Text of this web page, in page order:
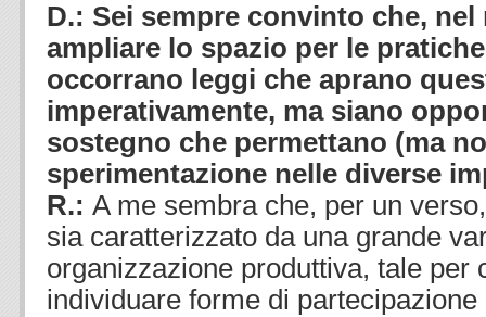
D.: Sei sempre convinto che, nel
ampliare lo spazio per le
occorrano leggi che aprano
imperativamente, ma siano
sostegno che permettano (ma
sperimentazione nelle diverse
R.: A me sembra che, per un
sia caratterizzato da una grande
organizzazione produttiva, tale per
individuare forme di